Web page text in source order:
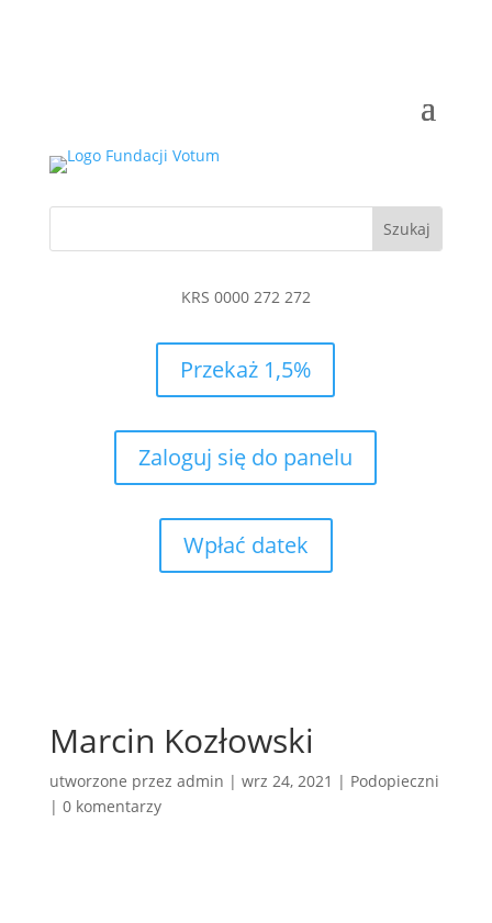
KRS 0000 272 272
Przekaż 1,5%
Zaloguj się do panelu
Wpłać datek
Marcin Kozłowski
utworzone przez admin | wrz 24, 2021 | Podopieczni
| 0 komentarzy